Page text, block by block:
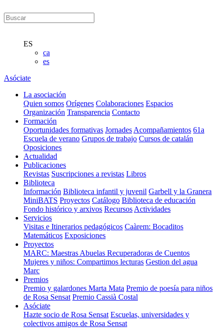
ES
ca
es
Asóciate
La asociación
Quien somos Orígenes Colaboraciones Espacios
Organización Transparencia Contacto
Formación
Oportunidades formativas Jornades Acompañamientos 61a
Escuela de verano Grupos de trabajo Cursos de catalán
Oposiciones
Actualidad
Publicaciones
Revistas Suscripciones a revistas Libros
Biblioteca
Información Biblioteca infantil y juvenil Garbell y la Granera
MiniBATS Proyectos Catálogo Biblioteca de educación
Fondo histórico y arxivos Recursos Actividades
Servicios
Visitas e Itinerarios pedagógicos Caàrem: Bocaditos
Matemáticos Exposiciones
Proyectos
MARC: Maestras Abuelas Recuperadoras de Cuentos
Mujeres y niños: Compartimos lecturas Gestion del agua
Marc
Premios
Premio y galardones Marta Mata Premio de poesía para niños
de Rosa Sensat Premio Cassià Costal
Asóciate
Hazte socio de Rosa Sensat Escuelas, universidades y
colectivos amigos de Rosa Sensat